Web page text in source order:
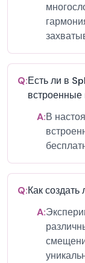
Q:Есть ли в
встроенные
A:В
Q:Как
A: